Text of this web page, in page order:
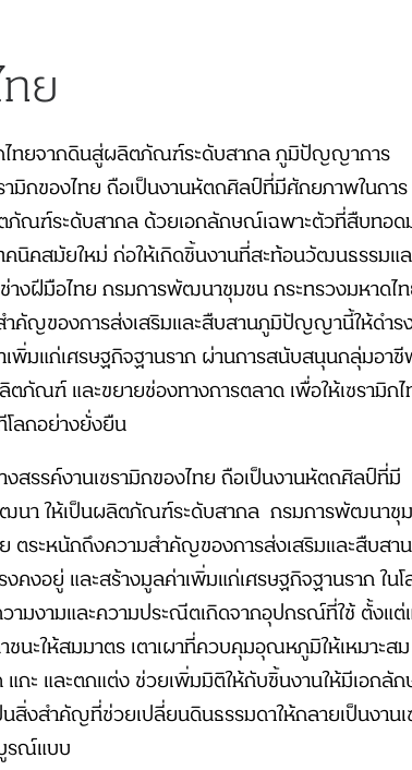
ย
ทยจากดินสู่ผลิตภัณฑ์ระดับสากล ภูมิปัญญาการ
ามิกของไทย ถือเป็นงานหัตถศิลป์ที่มีศักยภาพในการ
ณฑ์ระดับสากล ด้วยเอกลักษณ์เฉพาะตัวที่สืบทอด
นิคสมัยใหม่ ก่อให้เกิดชิ้นงานที่สะท้อนวัฒนธรรมแ
งฝีมือไทย กรมการพัฒนาชุมชน กระทรวงมหาดไ
คัญของการส่งเสริมและสืบสานภูมิปัญญานี้ให้ดำร
เพิ่มแก่เศรษฐกิจฐานราก ผ่านการสนับสนุนกลุ่มอา
ฑ์ และขยายช่องทางการตลาด เพื่อให้เซรามิก
โลกอย่างยั่งยืน
รรค์งานเซรามิกของไทย ถือเป็นงานหัตถศิลป์ที่มี
นา ให้เป็นผลิตภัณฑ์ระดับสากล กรมการพัฒนาชุ
ตระหนักถึงความสำคัญของการส่งเสริมและสืบสาน
งอยู่ และสร้างมูลค่าเพิ่มแก่เศรษฐกิจฐานราก ใน
วามงามและความประณีตเกิดจากอุปกรณ์ที่ใช้ ตั้งแ
นะให้สมมาตร เตาเผาที่ควบคุมอุณหภูมิให้เหมาะส
แกะ และตกแต่ง ช่วยเพิ่มมิติให้กับชิ้นงานให้มีเอกลั
งสำคัญที่ช่วยเปลี่ยนดินธรรมดาให้กลายเป็นงานเ
รณ์แบบ